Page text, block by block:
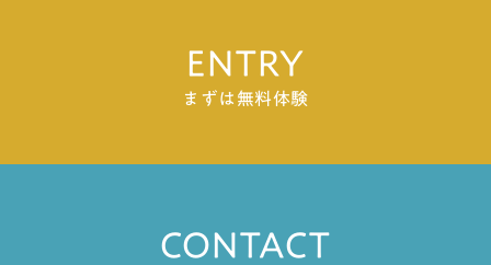
ENTRY
まずは無料体験
CONTACT